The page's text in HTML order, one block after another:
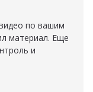
по вашим
материал. Еще
и